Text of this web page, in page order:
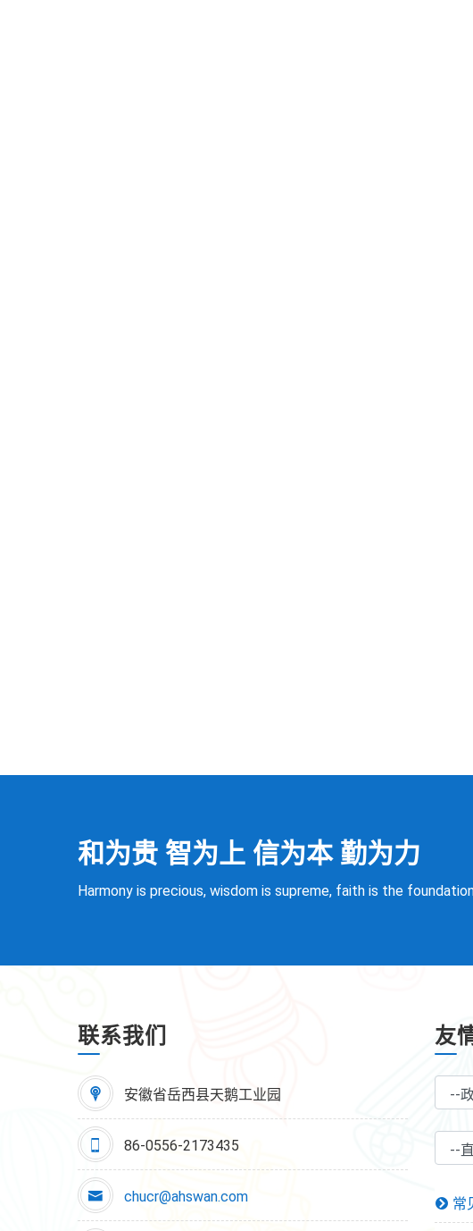
和为贵 智为上 信为本 勤为力
Harmony is precious, wisdom is supreme, faith is the
联系我们
安徽省岳西县天鹅工业园
86-0556-2173435
chucr@ahswan.com
友
常